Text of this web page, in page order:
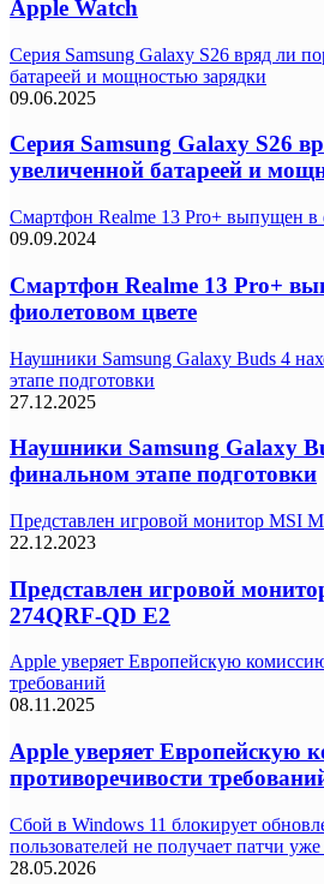
Apple Watch
Серия Samsung Galaxy S26 вряд ли
батареей и мощностью зарядки
09.06.2025
Серия Samsung Galaxy S26
увеличенной батареей и
Смартфон Realme 13 Pro+ выпущен в
09.09.2024
Смартфон Realme 13 Pro+
фиолетовом цвете
Наушники Samsung Galaxy Buds 4
этапе подготовки
27.12.2025
Наушники Samsung Galaxy
финальном этапе подготовки
Представлен игровой монитор MSI
22.12.2023
Представлен игровой
274QRF-QD E2
Apple уверяет Европейскую
требований
08.11.2025
Apple уверяет Европейскую
противоречивости
Сбой в Windows 11 блокирует
пользователей не получает патчи
28.05.2026